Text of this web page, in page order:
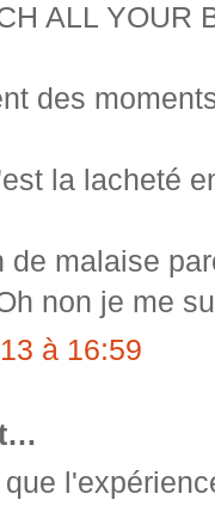
ALL YOUR
des
la lacheté
de malaise
non je me
à 16:59